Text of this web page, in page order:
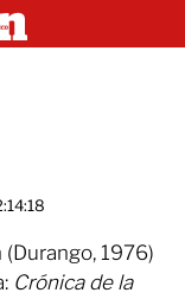
1976)
Crónica de la